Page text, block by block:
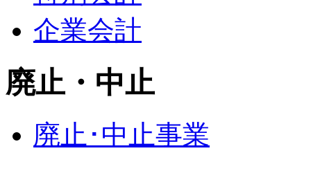
企業会計
廃止・中止
廃止･中止事業